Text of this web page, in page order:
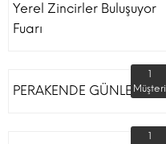
Yerel Zincirler Buluşuyor
Fuarı
PERAKENDE GÜNLERİ
1
Müşteri
1